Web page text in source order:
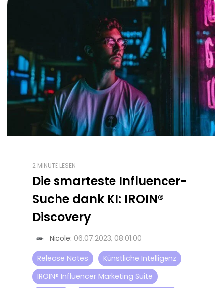
2 MINUTE LESEN
Die smarteste Influencer-
Suche dank KI: IROIN®
Discovery
Nicole: 06.07.2023, 08:01:00
Release Notes
Künstliche Intelligenz
IROIN® Influencer Marketing Suite